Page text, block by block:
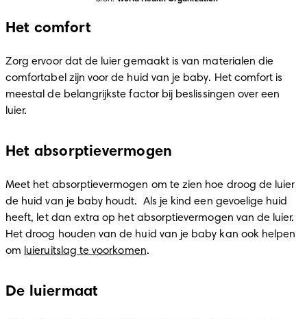
Het comfort
Zorg ervoor dat de luier gemaakt is van materialen die
comfortabel zijn voor de huid van je baby. Het comfort is
meestal de belangrijkste factor bij beslissingen over een
luier.
Het absorptievermogen
Meet het absorptievermogen om te zien hoe droog de luier
de huid van je baby houdt.  Als je kind een gevoelige huid
heeft, let dan extra op het absorptievermogen van de luier.
Het droog houden van de huid van je baby kan ook helpen
om luieruitslag te voorkomen.
De luiermaat